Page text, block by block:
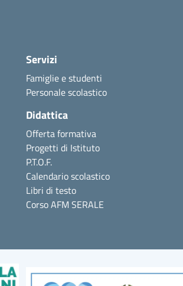
Servizi
Famiglie e studenti
Personale scolastico
Didattica
Offerta formativa
Progetti di Istituto
P.T.O.F.
Calendario scolastico
Libri di testo
Corso AFM SERALE